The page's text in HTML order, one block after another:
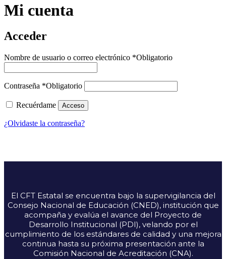
Mi cuenta
Acceder
Nombre de usuario o correo electrónico *Obligatorio
Contraseña *Obligatorio
Recuérdame Acceso
¿Olvidaste la contraseña?
El CFT Estatal se encuentra bajo la supervigilancia del
Consejo Nacional de Educación (CNED), institución que
acompaña y evalúa el avance del Proyecto de
Desarrollo Institucional (PDI), velando por el
cumplimiento de los estándares de calidad y una mejora
continua hasta su próxima presentación ante la
Comisión Nacional de Acreditación (CNA).